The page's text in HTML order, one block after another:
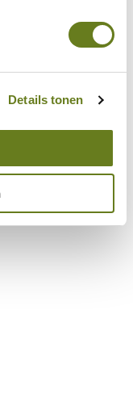
Details tonen